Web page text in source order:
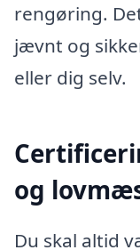
rengøring.
jævnt og
eller dig selv.
og
Du skal altid